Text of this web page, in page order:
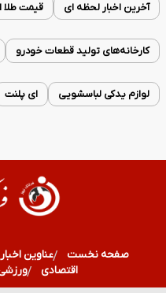
آخرین اخبار لحظه ای قیمت طلا
کارخانه‌های تولید قطعات خودرو
لوازم یدکی لباسشویی ای پلنت
صفحه نخست عناوین اخبار
اقتصادی